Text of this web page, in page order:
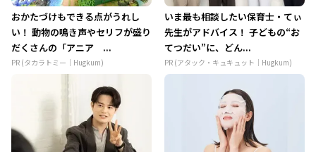
おかたづけもできる点がうれし
い！ 動物の鳴き声やセリフが盛り
だくさんの「アニア ...
PR (タカラトミー｜Hugkum)
いま最も相談したい保育士・てぃ
先生がアドバイス！ 子どもの“お
てつだい”に、どん...
PR (アタック・キュキュット｜Hugkum)